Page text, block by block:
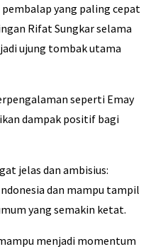
yang paling cepat
Rifat Sungkar selama
ujung tombak utama
seperti Emay
dampak positif bagi
jelas dan ambisius:
dan mampu tampil
yang semakin ketat.
menjadi momentum